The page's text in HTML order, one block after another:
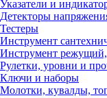
Указатели и
Детекторы
Тестеры
Инструмент
Инструмент
Рулетки, уровни и
Ключи и наборы
Молотки, кувалды,